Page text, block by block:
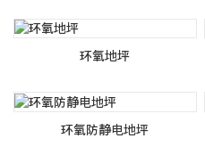
环氧地坪
环氧防静电地坪